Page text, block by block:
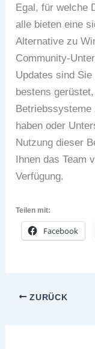
Egal, für welche
alle bieten eine
Alternative zu
Community-
Updates sind
bestens
Betriebssysteme
haben oder
Nutzung dieser
Ihnen das Team
Verfügung.
Teilen mit:
Facebook
ZURÜCK